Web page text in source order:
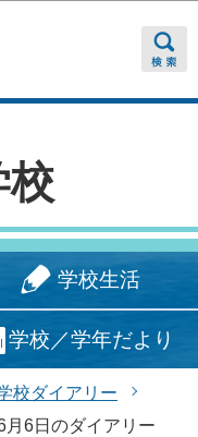
校
学校生活
学校／学年だより
校ダイアリー
月6日のダイアリー